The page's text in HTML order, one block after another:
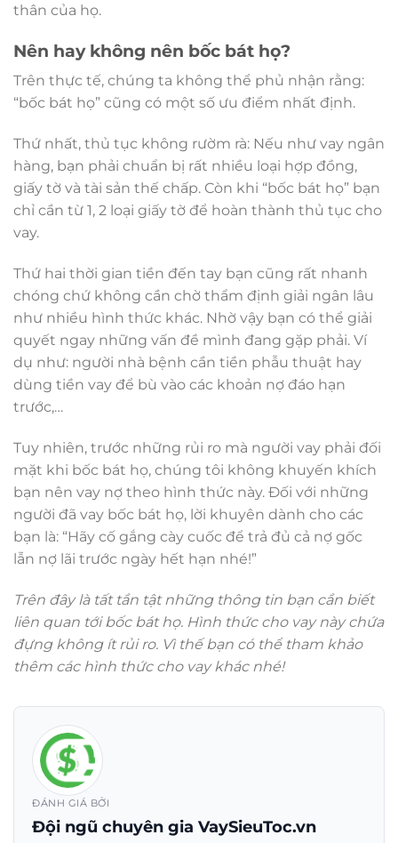
thân của họ.
Nên hay không nên bốc bát họ?
Trên thực tế, chúng ta không thể phủ nhận rằng:
“bốc bát họ” cũng có một số ưu điểm nhất định.
Thứ nhất, thủ tục không rườm rà: Nếu như vay ngân
hàng, bạn phải chuẩn bị rất nhiều loại hợp đồng,
giấy tờ và tài sản thế chấp. Còn khi “bốc bát họ” bạn
chỉ cần từ 1, 2 loại giấy tờ để hoàn thành thủ tục cho
vay.
Thứ hai thời gian tiền đến tay bạn cũng rất nhanh
chóng chứ không cần chờ thẩm định giải ngân lâu
như nhiều hình thức khác. Nhờ vậy bạn có thể giải
quyết ngay những vấn đề mình đang gặp phải. Ví
dụ như: người nhà bệnh cần tiền phẫu thuật hay
dùng tiền vay để bù vào các khoản nợ đáo hạn
trước,…
Tuy nhiên, trước những rủi ro mà người vay phải đối
mặt khi bốc bát họ, chúng tôi không khuyến khích
bạn nên vay nợ theo hình thức này. Đối với những
người đã vay bốc bát họ, lời khuyên dành cho các
bạn là: “Hãy cố gắng cày cuốc để trả đủ cả nợ gốc
lẫn nợ lãi trước ngày hết hạn nhé!”
Trên đây là tất tần tật những thông tin bạn cần biết
liên quan tới bốc bát họ. Hình thức cho vay này chứa
đựng không ít rủi ro. Vì thế bạn có thể tham khảo
thêm các hình thức cho vay khác nhé!
ĐÁNH GIÁ BỞI
Đội ngũ chuyên gia VaySieuToc.vn